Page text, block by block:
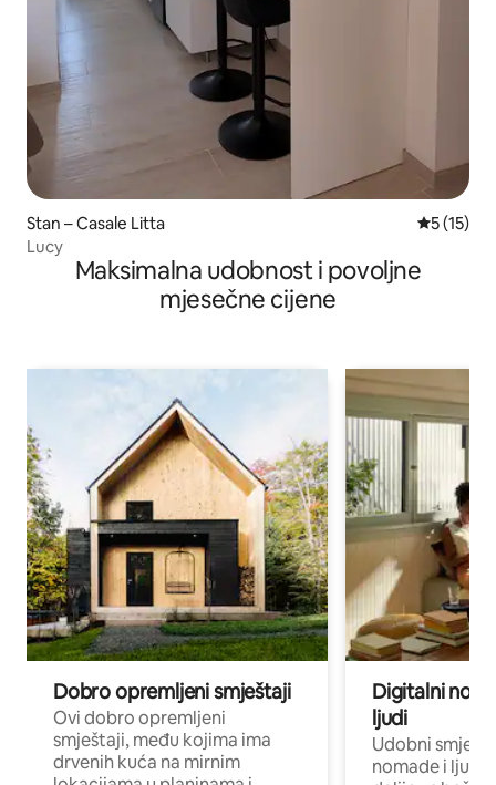
Stan – Casale Litta Prosječna
5 (15)
Lucy
Maksimalna udobnost i povoljne
mjesečne cijene
Dobro opremljeni smještaji
Ovi dobro opremljeni
smještaji, među kojima ima
drvenih kuća na mirnim
Digitalni
ljudi
Udobni
nomade i ljude